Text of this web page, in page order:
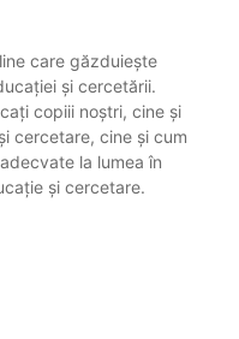
care găzduiește
și cercetării.
copiii noștri, cine și
cercetare, cine și cum
la lumea în
și cercetare.